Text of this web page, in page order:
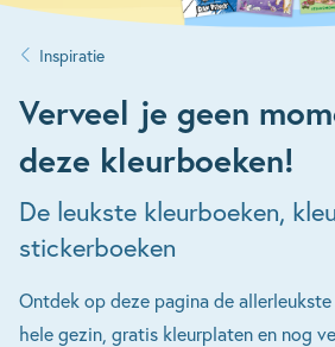
Inspiratie
Verveel je geen
deze kleurboeken!
De leukste kleurboeken,
stickerboeken
Ontdek op deze pagina de
hele gezin, gratis kleurplaten en nog